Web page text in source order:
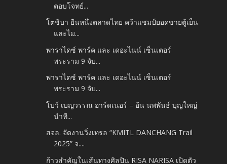
ตอบโจทย์...
โตชิบา ยืนหนึ่งตลาดไทย คว้าแชมป์ยอดขายตู้เย็น
และไม...
พาราไดซ์ พาร์ค และ เดอะไนน์ เซ็นเตอร์
พระราม 9 จับ...
พาราไดซ์ พาร์ค และ เดอะไนน์ เซ็นเตอร์
พระราม 9 จับ...
โบว์ เบญวรรณ อาร์ดเนอร์ – อ้น นพพันธ์ บุญใหญ่
นำที...
สจล. จัดงานวิ่งเทรล “KMITL DANCHANG Trail
2025” จ....
ก้าวสำคัญในเส้นทางศิลปิน RISA NARISA เปิดตัว